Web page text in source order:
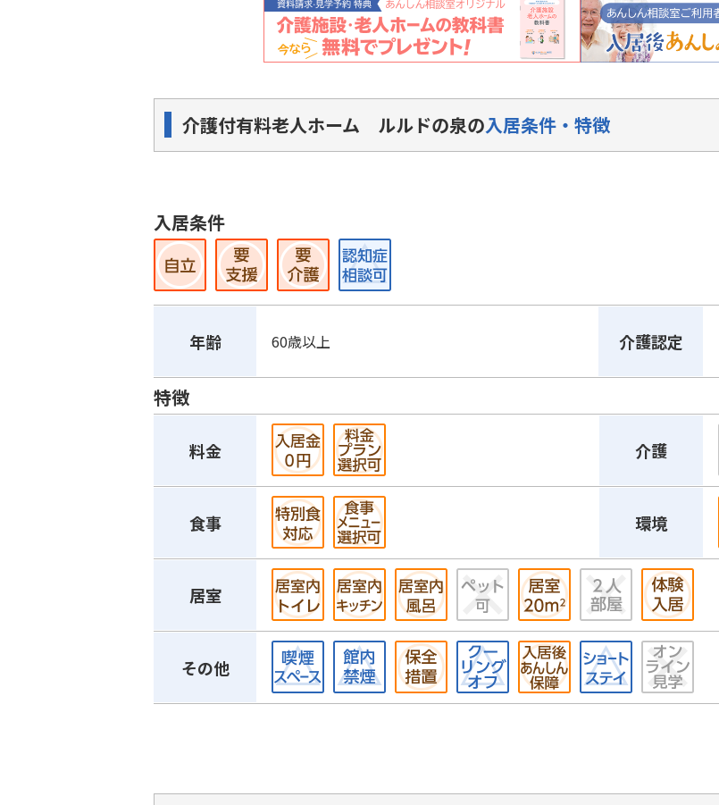
介護付有料老人ホーム ルルドの泉の入居条件・特徴
入居条件
年齢 60歳以上 介護認定
特徴
料金 介護
食事 環境
居室
その他